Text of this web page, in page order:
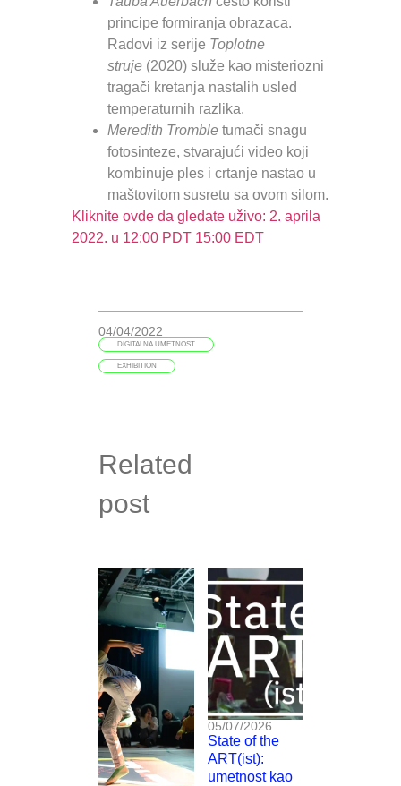
principe formiranja obrazaca.
Radovi iz serije Toplotne
struje (2020) služe kao misteriozni
tragači kretanja nastalih usled
temperaturnih razlika.
Meredith Tromble tumači snagu
fotosinteze, stvarajući video koji
kombinuje ples i crtanje nastao u
maštovitom susretu sa ovom silom.
Kliknite ovde da gledate uživo: 2. aprila
2022. u 12:00 PDT 15:00 EDT
04/04/2022
DIGITALNA UMETNOST
EXHIBITION
Related
post
05/07/2026
State of the
ART(ist):
umetnost kao